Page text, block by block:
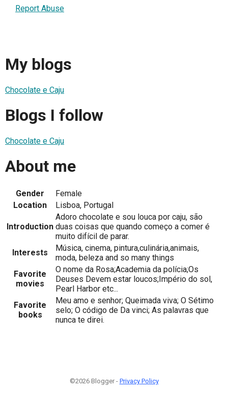
Report Abuse
My blogs
Chocolate e Caju
Blogs I follow
Chocolate e Caju
About me
Gender
Female
Location
Lisboa, Portugal
Introduction
Adoro chocolate e sou louca por caju, são
duas coisas que quando começo a comer é
muito difícil de parar.
Interests
Música, cinema, pintura,culinária,animais,
moda, beleza and so many things
Favorite
movies
O nome da Rosa;Academia da polícia;Os
Deuses Devem estar loucos;Império do sol,
Pearl Harbor etc...
Favorite
books
Meu amo e senhor; Queimada viva; O Sétimo
selo; O código de Da vinci; As palavras que
nunca te direi.
©2026 Blogger - Privacy Policy